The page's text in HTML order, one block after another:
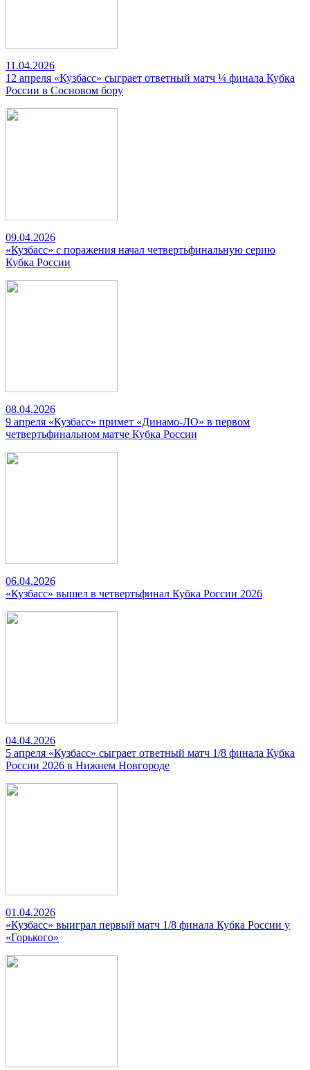
11.04.2026
12 апреля «Кузбасс» сыграет ответный матч ¼ финала Кубка
России в Сосновом бору
09.04.2026
«Кузбасс» с поражения начал четвертьфинальную серию
Кубка России
08.04.2026
9 апреля «Кузбасс» примет «Динамо-ЛО» в первом
четвертьфинальном матче Кубка России
06.04.2026
«Кузбасс» вышел в четвертьфинал Кубка России 2026
04.04.2026
5 апреля «Кузбасс» сыграет ответный матч 1/8 финала Кубка
России 2026 в Нижнем Новгороде
01.04.2026
«Кузбасс» выиграл первый матч 1/8 финала Кубка России у
«Горького»